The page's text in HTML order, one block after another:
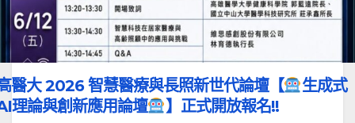
醫大 2026 智慧醫療與長照新世代論壇【
生成式
理論與創新應用論壇
】正式開放報名!!